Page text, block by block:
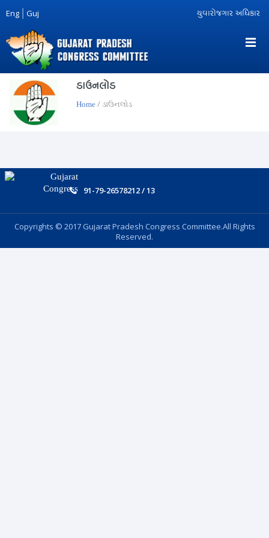
Eng Guj યુવારોજગાર અધિકાર
ડાઉનલોડ
Home/ ડાઉનલોડ
91-79-26578212 / 13
Copyrights © 2017 Gujarat Pradesh Congress Committee.All Rights
Reserved.